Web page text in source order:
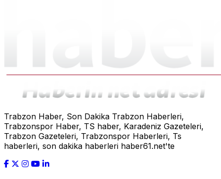
Trabzon Haber, Son Dakika Trabzon Haberleri,
Trabzonspor Haber, TS haber, Karadeniz Gazeteleri,
Trabzon Gazeteleri, Trabzonspor Haberleri, Ts
haberleri, son dakika haberleri haber61.net'te